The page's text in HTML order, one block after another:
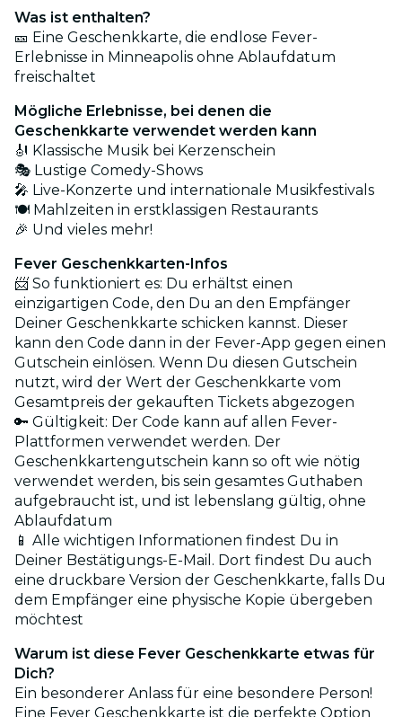
Was ist enthalten?
🎫 Eine Geschenkkarte, die endlose Fever-
Erlebnisse in Minneapolis ohne Ablaufdatum
freischaltet
Mögliche Erlebnisse, bei denen die
Geschenkkarte verwendet werden kann
🎻 Klassische Musik bei Kerzenschein
🎭 Lustige Comedy-Shows
🎤 Live-Konzerte und internationale Musikfestivals
🍽️ Mahlzeiten in erstklassigen Restaurants
🎉 Und vieles mehr!
Fever Geschenkkarten-Infos
📨 So funktioniert es: Du erhältst einen
einzigartigen Code, den Du an den Empfänger
Deiner Geschenkkarte schicken kannst. Dieser
kann den Code dann in der Fever-App gegen einen
Gutschein einlösen. Wenn Du diesen Gutschein
nutzt, wird der Wert der Geschenkkarte vom
Gesamtpreis der gekauften Tickets abgezogen
🔑 Gültigkeit: Der Code kann auf allen Fever-
Plattformen verwendet werden. Der
Geschenkkartengutschein kann so oft wie nötig
verwendet werden, bis sein gesamtes Guthaben
aufgebraucht ist, und ist lebenslang gültig, ohne
Ablaufdatum
📱 Alle wichtigen Informationen findest Du in
Deiner Bestätigungs-E-Mail. Dort findest Du auch
eine druckbare Version der Geschenkkarte, falls Du
dem Empfänger eine physische Kopie übergeben
möchtest
Warum ist diese Fever Geschenkkarte etwas für
Dich?
Ein besonderer Anlass für eine besondere Person!
Eine Fever Geschenkkarte ist die perfekte Option